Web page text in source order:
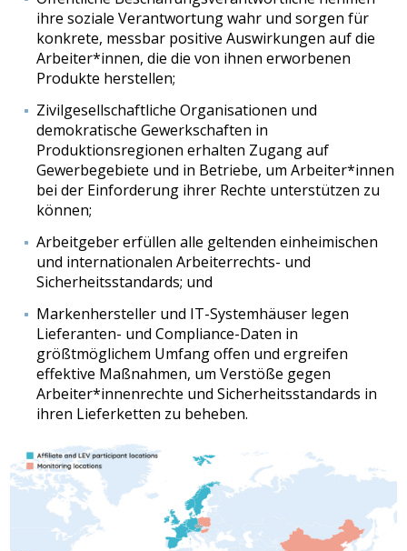
ihre soziale Verantwortung wahr und sorgen für
konkrete, messbar positive Auswirkungen auf die
Arbeiter*innen, die die von ihnen erworbenen
Produkte herstellen;
Zivilgesellschaftliche Organisationen und
demokratische Gewerkschaften in
Produktionsregionen erhalten Zugang auf
Gewerbegebiete und in Betriebe, um Arbeiter*innen
bei der Einforderung ihrer Rechte unterstützen zu
können;
Arbeitgeber erfüllen alle geltenden einheimischen
und internationalen Arbeiterrechts- und
Sicherheitsstandards; und
Markenhersteller und IT-Systemhäuser legen
Lieferanten- und Compliance-Daten in
größtmöglichem Umfang offen und ergreifen
effektive Maßnahmen, um Verstöße gegen
Arbeiter*innenrechte und Sicherheitsstandards in
ihren Lieferketten zu beheben.